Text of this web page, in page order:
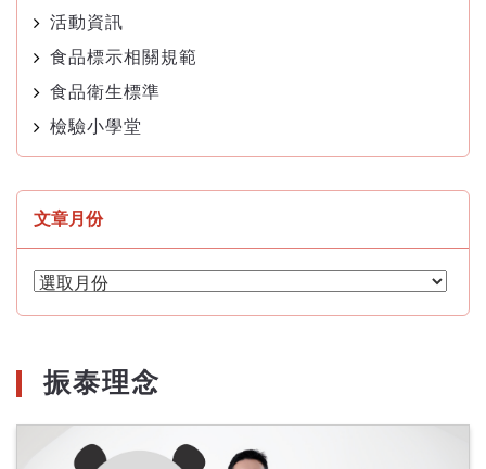
活動資訊
食品標示相關規範
食品衛生標準
檢驗小學堂
文章月份
文
振泰理念